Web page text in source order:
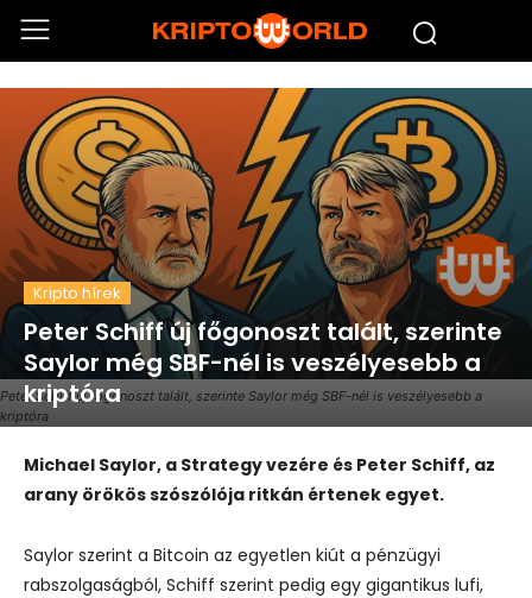
Peter Schiff új főgonoszt talált, szerinte Saylor még SBF-nél is veszélyesebb a
kriptóra
Kripto hírek
Peter Schiff új főgonoszt talált, szerinte
Saylor még SBF-nél is veszélyesebb a
kriptóra
Michael Saylor, a Strategy vezére és Peter Schiff, az
arany örökös szószólója ritkán értenek egyet.
Saylor szerint a Bitcoin az egyetlen kiút a pénzügyi
rabszolgaságból, Schiff szerint pedig egy gigantikus lufi,